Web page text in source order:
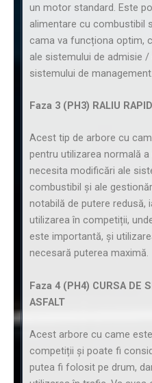
un motor standard. Este
alimentare cu combustibil
cama va funcționa optim,
ale sistemului de admisie /
sistemului de management.
Faza 3 (PH3) RALIU
Acest tip de arbore cu
pentru utilizarea normală
necesita modificări ale
combustibil și ale
notabilă de putere redusă,
utilizarea în competiții,
este importantă, și
necesară puterea maximă.
Faza 4 (PH4) CURSA DE
ASFALT
Acest arbore cu came
competiții și poate fi
putea fi folosit pe drum,